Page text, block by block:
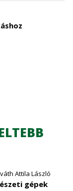
Attila László
gépek